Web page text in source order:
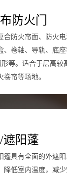
防火门
合防火帘面、防火
、卷轴、导轨、底
等。适合于层高较
卷帘等场地。
遮阳蓬
篷具有全面的外遮
降低室内温度，减